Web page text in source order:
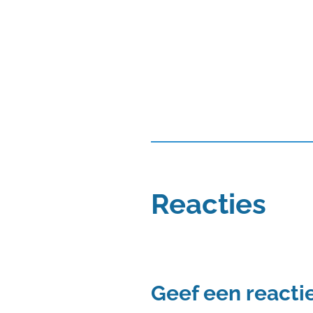
Reacties
Geef een